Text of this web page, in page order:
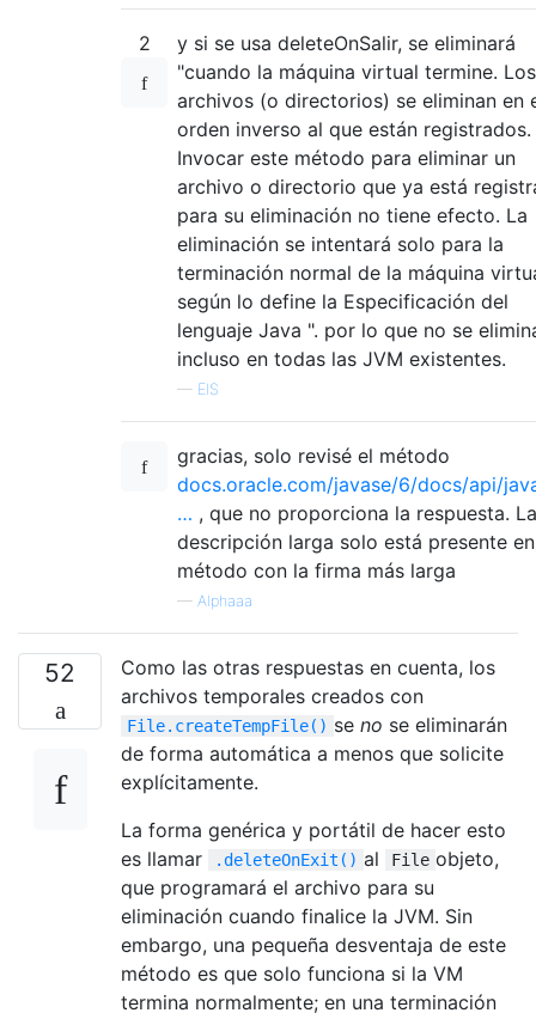
2
y si se usa deleteOnSalir, se eliminará
"cuando la máquina virtual termine. Los
archivos (o directorios) se eliminan en
orden inverso al que están registrados.
Invocar este método para eliminar un
archivo o directorio que ya está
para su eliminación no tiene efecto. La
eliminación se intentará solo para la
terminación normal de la máquina
según lo define la Especificación del
lenguaje Java ". por lo que no se
incluso en todas las JVM existentes.
— EIS
gracias, solo revisé el método
docs.oracle.com/javase/6/docs/api/
… , que no proporciona la respuesta. La
descripción larga solo está presente
método con la firma más larga
— Alphaaa
52
Como las otras respuestas en cuenta, los
archivos temporales creados con
File.createTempFile() se no se eliminarán
de forma automática a menos que solicite
explícitamente.
La forma genérica y portátil de hacer esto
es llamar
.deleteOnExit() al File objeto,
que programará el archivo para su
eliminación cuando finalice la JVM. Sin
embargo, una pequeña desventaja de este
método es que solo funciona si la VM
termina normalmente; en una terminación